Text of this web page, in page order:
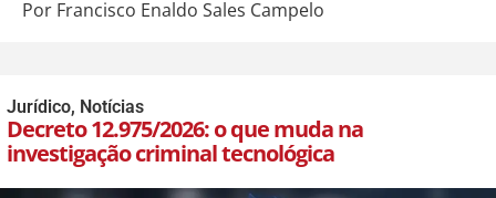
Por Francisco Enaldo Sales Campelo
Jurídico, Notícias
Decreto 12.975/2026: o que muda na
investigação criminal tecnológica